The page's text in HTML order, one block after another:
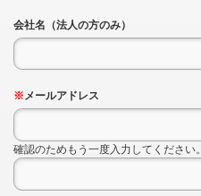
会社名（法人の方のみ）
※メールアドレス
確認のためもう一度入力してください。